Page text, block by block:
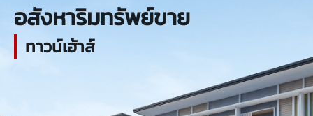
อสังหาริมทรัพย์ขาย
ทาวน์เฮ้าส์